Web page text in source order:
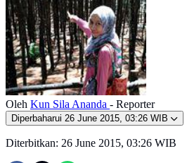
Oleh Kun Sila Ananda - Reporter
Diperbaharui 26 June 2015, 03:26 WIB
Diterbitkan: 26 June 2015, 03:26 WIB